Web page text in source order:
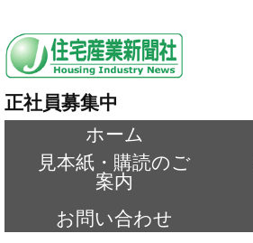
正社員募集中
ホーム
見本紙・購読のご
案内
お問い合わせ